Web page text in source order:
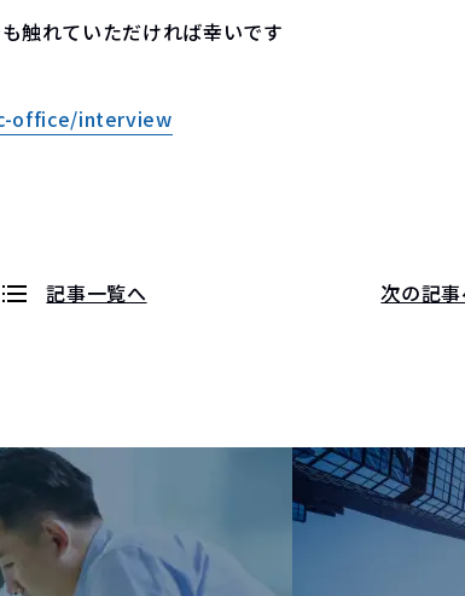
触れていただければ幸いです
office/interview
次の記事
記事一覧へ